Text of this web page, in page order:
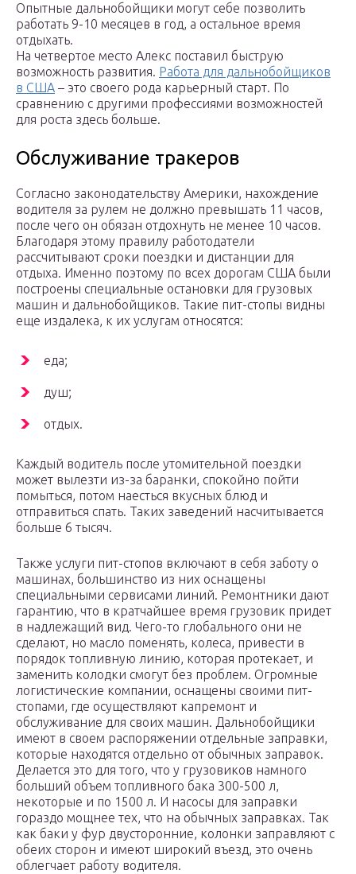
Опытные дальнобойщики могут себе позволить
работать 9-10 месяцев в год, а остальное время
отдыхать.
На четвертое место Алекс поставил быструю
возможность развития. Работа для дальнобойщиков
в США – это своего рода карьерный старт. По
сравнению с другими профессиями возможностей
для роста здесь больше.
Обслуживание тракеров
Согласно законодательству Америки, нахождение
водителя за рулем не должно превышать 11 часов,
после чего он обязан отдохнуть не менее 10 часов.
Благодаря этому правилу работодатели
рассчитывают сроки поездки и дистанции для
отдыха. Именно поэтому по всех дорогам США были
построены специальные остановки для грузовых
машин и дальнобойщиков. Такие пит-стопы видны
еще издалека, к их услугам относятся:
еда;
душ;
отдых.
Каждый водитель после утомительной поездки
может вылезти из-за баранки, спокойно пойти
помыться, потом наесться вкусных блюд и
отправиться спать. Таких заведений насчитывается
больше 6 тысяч.
Также услуги пит-стопов включают в себя заботу о
машинах, большинство из них оснащены
специальными сервисами линий. Ремонтники дают
гарантию, что в кратчайшее время грузовик придет
в надлежащий вид. Чего-то глобального они не
сделают, но масло поменять, колеса, привести в
порядок топливную линию, которая протекает, и
заменить колодки смогут без проблем. Огромные
логистические компании, оснащены своими пит-
стопами, где осуществляют капремонт и
обслуживание для своих машин. Дальнобойщики
имеют в своем распоряжении отдельные заправки,
которые находятся отдельно от обычных заправок.
Делается это для того, что у грузовиков намного
больший объем топливного бака 300-500 л,
некоторые и по 1500 л. И насосы для заправки
гораздо мощнее тех, что на обычных заправках. Так
как баки у фур двусторонние, колонки заправляют с
обеих сторон и имеют широкий въезд, это очень
облегчает работу водителя.